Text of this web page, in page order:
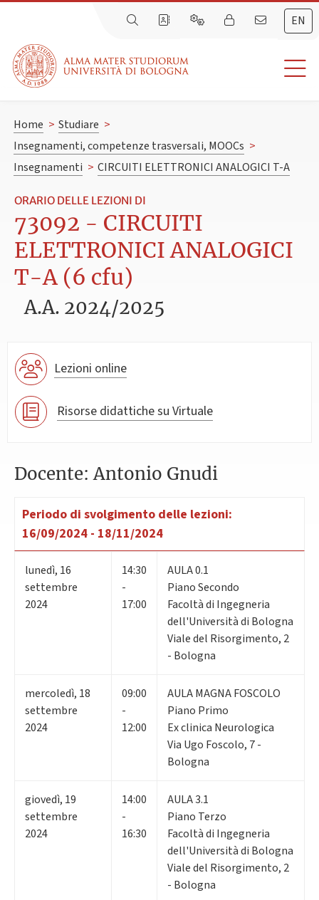
EN
Home > Studiare >
Insegnamenti, competenze trasversali, MOOCs >
Insegnamenti > CIRCUITI ELETTRONICI ANALOGICI T-A
ORARIO DELLE LEZIONI DI
73092 - CIRCUITI
ELETTRONICI ANALOGICI
T-A (6 cfu)
A.A. 2024/2025
Lezioni online
Risorse didattiche su Virtuale
Docente: Antonio Gnudi
Periodo di svolgimento delle lezioni:
16/09/2024 - 18/11/2024
lunedì, 16
settembre
2024
14:30
-
17:00
AULA 0.1
Piano Secondo
Facoltà di Ingegneria
dell'Università di Bologna
Viale del Risorgimento, 2
- Bologna
mercoledì, 18
settembre
2024
09:00
-
12:00
AULA MAGNA FOSCOLO
Piano Primo
Ex clinica Neurologica
Via Ugo Foscolo, 7 -
Bologna
giovedì, 19
settembre
2024
14:00
-
16:30
AULA 3.1
Piano Terzo
Facoltà di Ingegneria
dell'Università di Bologna
Viale del Risorgimento, 2
- Bologna